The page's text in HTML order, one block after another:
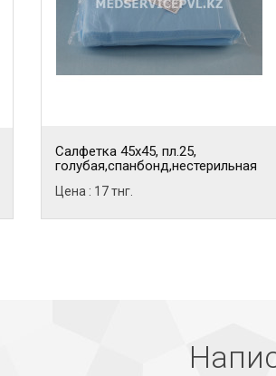
Салфетка 45х45, пл.25,
голубая,спанбонд,нестерильная
Цена : 17 тнг.